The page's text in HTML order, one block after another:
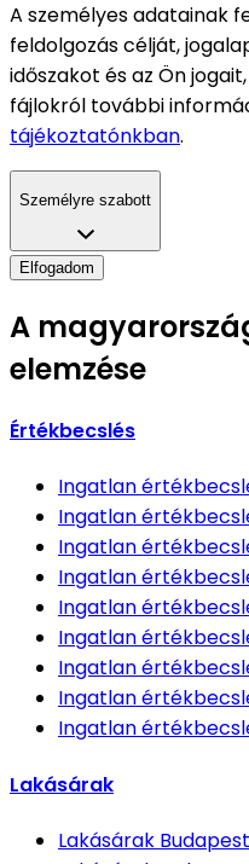
A személyes adatainak
feldolgozás célját,
időszakot és az Ön
fájlokról további
tájékoztatónkban.
Személyre szabott
Elfogadom
A
elemzése
Értékbecslés
Ingatlan
Ingatlan
Ingatlan
Ingatlan
Ingatlan
Ingatlan
Ingatlan
Ingatlan
Ingatlan
Lakásárak
Lakásárak Budapest